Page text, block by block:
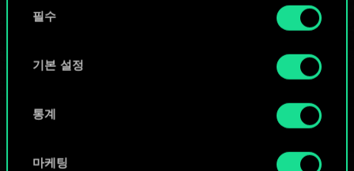
쿠키 사용에 관한 세부 사항이나 관련 설정은 아래의
필수
기본 설정
통계
마케팅